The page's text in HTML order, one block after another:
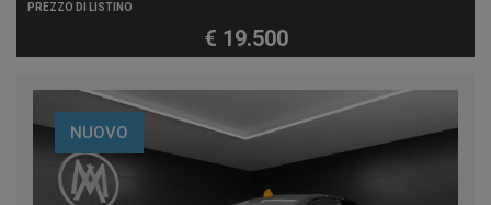
PREZZO DI LISTINO
€ 19.500
NUOVO